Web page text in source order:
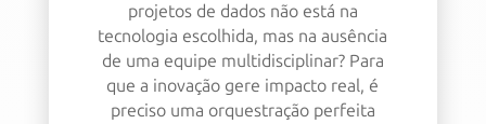
projetos de dados não está na
tecnologia escolhida, mas na ausência
de uma equipe multidisciplinar? Para
que a inovação gere impacto real, é
preciso uma orquestração perfeita